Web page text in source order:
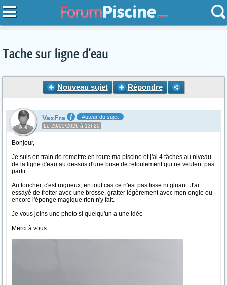
Tache sur ligne d'eau
Nouveau sujet Répondre
VaxFra Auteur du sujet
Le 20/05/2026 à 13h20
Bonjour,
Je suis en train de remettre en route ma piscine et j'ai 4 tâches au niveau
de la ligne d'eau au dessus d'une buse de refoulement qui ne veulent pas
partir.
Au toucher, c'est rugueux, en tout cas ce n'est pas lisse ni gluant. J'ai
essayé de frotter avec une brosse, gratter légèrement avec mon ongle ou
encore l'éponge magique rien n'y fait.
Je vous joins une photo si quelqu'un a une idée
Merci à vous